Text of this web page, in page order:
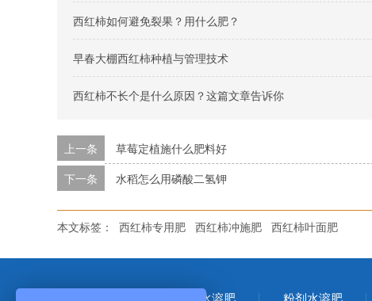
西红柿如何避免裂果？用什么肥？
早春大棚西红柿种植与管理技术
西红柿不长个是什么原因？这篇文章告诉你
上一条
草莓定植施什么肥料好
下一条 水稻怎么用磷酸二氢钾
本文标签： 西红柿专用肥 西红柿冲施肥 西红柿叶面肥